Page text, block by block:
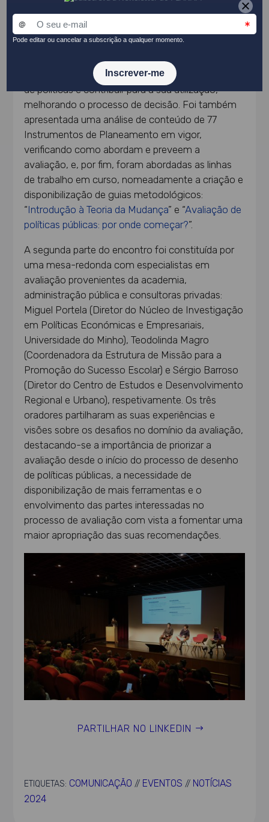
desenvolvido para promover e apoiar a avaliação.
Especificamente, deram a conhecer o
de Estudos de Avaliação, uma base de dados
disponível no website do PLANAPP que visa
facilitar o acesso aos resultados das avaliações
de políticas e contribuir para a sua utilização,
melhorando o processo de decisão. Foi também
apresentada uma análise de conteúdo de 77
Instrumentos de Planeamento em vigor,
verificando como abordam e preveem a
avaliação, e, por fim, foram abordadas as linhas
de trabalho em curso, nomeadamente a criação e
disponibilização de guias metodológicos:
“Introdução à Teoria da Mudança” e “Avaliação de
políticas públicas: por onde começar?”.
A segunda parte do encontro foi constituída por
uma mesa-redonda com especialistas em
avaliação provenientes da academia,
administração pública e consultoras privadas:
Miguel Portela (Diretor do Núcleo de Investigação
em Políticas Económicas e Empresariais,
Universidade do Minho), Teodolinda Magro
(Coordenadora da Estrutura de Missão para a
Promoção do Sucesso Escolar) e Sérgio Barroso
(Diretor do Centro de Estudos e Desenvolvimento
Regional e Urbano), respetivamente. Os três
oradores partilharam as suas experiências e
visões sobre os desafios no domínio da avaliação,
destacando-se a importância de priorizar a
avaliação desde o início do processo de desenho
de políticas públicas, a necessidade de
disponibilização de mais ferramentas e o
envolvimento das partes interessadas no
processo de avaliação com vista a fomentar uma
maior apropriação das suas recomendações.
PARTILHAR NO LINKEDIN
ETIQUETAS: COMUNICAÇÃO // EVENTOS // NOTÍCIAS
2024